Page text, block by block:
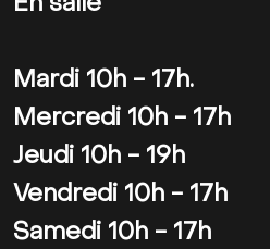
En salle
Mardi 10h - 17h.
Mercredi 10h - 17h
Jeudi 10h - 19h
Vendredi 10h - 17h
Samedi 10h - 17h